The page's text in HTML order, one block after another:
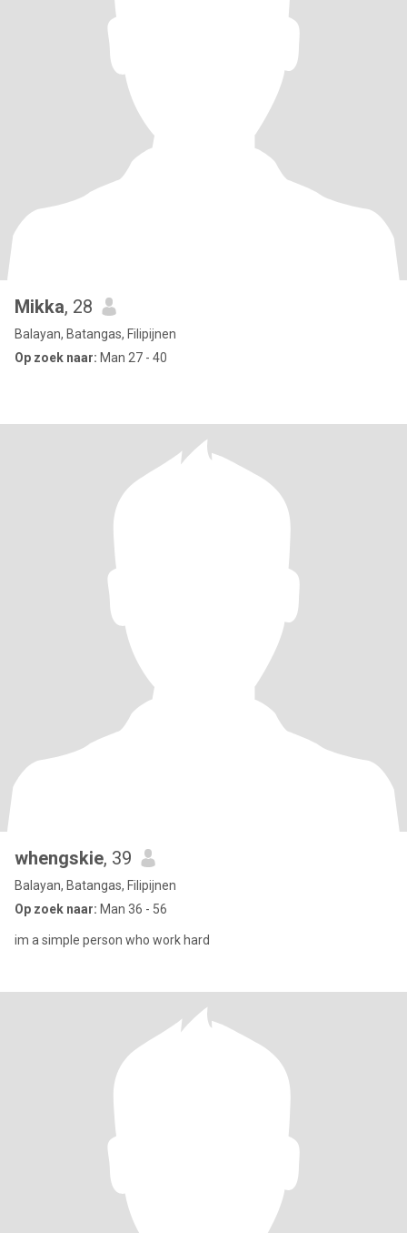
Mikka, 28
Balayan, Batangas, Filipijnen
Op zoek naar: Man 27 - 40
whengskie, 39
Balayan, Batangas, Filipijnen
Op zoek naar: Man 36 - 56
im a simple person who work hard